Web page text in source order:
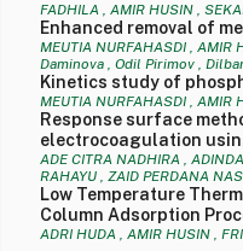
FADHILA , AMIR HUSIN ,
Enhanced removal of
MEUTIA NURFAHASDI ,
Daminova , Odil Pirimov ,
Kinetics study of
MEUTIA NURFAHASDI , AMIR
Response surface
electrocoagulation
ADE CITRA NADHIRA ,
RAHAYU , ZAID PERDANA
Low Temperature
Column Adsorption
ADRI HUDA , AMIR HUSIN ,